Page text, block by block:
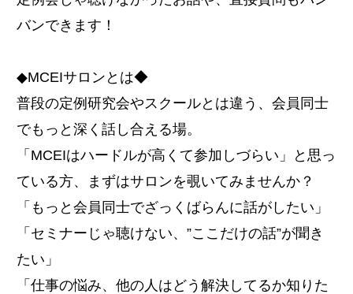
バンできます！
◆MCEIサロンとは◆
普段の定例研究会やスクールとは違う、会員同士
でもっと深く話し合える場。
「MCEIはハードルが高くて参加しづらい」と思っ
ている方、まずはサロンを覗いてみませんか？
「もっと会員同士でざっくばらんに話がしたい」
「セミナーじゃ聴けない、”ここだけの話”が聞き
たい」
「仕事の悩み、他の人はどう解決してるか知りた